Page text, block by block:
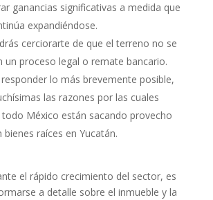
ganancias significativas a medida que
expandiéndose.
cerciorarte de que el terreno no se
un proceso legal o remate bancario.
lo más brevemente posible,
las razones por las cuales
México están sacando provecho
bienes raíces en Yucatán.
el rápido crecimiento del sector, es
a detalle sobre el inmueble y la